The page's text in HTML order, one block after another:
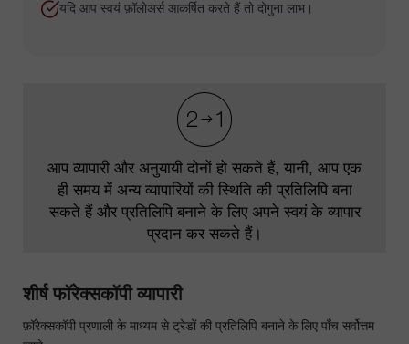
यदि आप स्वयं फ़ॉलोअर्स आकर्षित करते हैं तो दोगुना लाभ।
आप व्यापारी और अनुयायी दोनों हो सकते हैं, यानी, आप एक
ही समय में अन्य व्यापारियों की स्थिति की प्रतिलिपि बना
सकते हैं और प्रतिलिपि बनाने के लिए अपने स्वयं के व्यापार
प्रदान कर सकते हैं।
शीर्ष फॉरेक्सकॉपी व्यापारी
फ़ॉरेक्सकॉपी प्रणाली के माध्यम से ट्रेडों की प्रतिलिपि बनाने के लिए पाँच सर्वोत्तम